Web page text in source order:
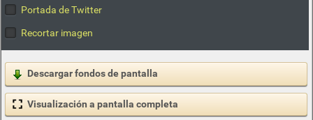
Portada de Twitter
Recortar imagen
Descargar fondos de pantalla
Visualización a pantalla completa